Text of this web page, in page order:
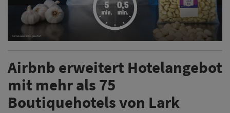
Airbnb erweitert Hotelangebot
mit mehr als 75
Boutiquehotels von Lark